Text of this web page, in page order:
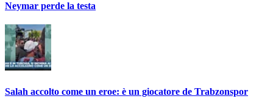
Neymar perde la testa
Salah accolto come un eroe: è un giocatore de Trabzonspor